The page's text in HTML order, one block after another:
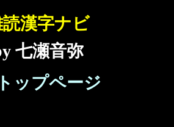
漢字ナビ
七瀬音弥
ップページ